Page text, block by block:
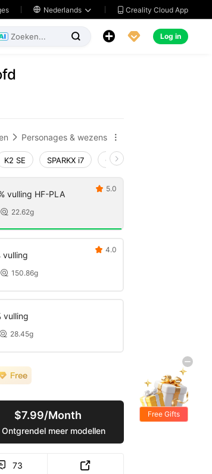
 Nederlands   Creality Cloud App
   Log in
 Personages & wezens 
K2 SE SPARKX i7 Creality Hi
vulling HF-PLA
 22.62g
 5.0
vulling
 150.86g
 4.0
vulling
 28.45g
$7.99/Month
Ontgrendel meer modellen
73 
Free Gifts